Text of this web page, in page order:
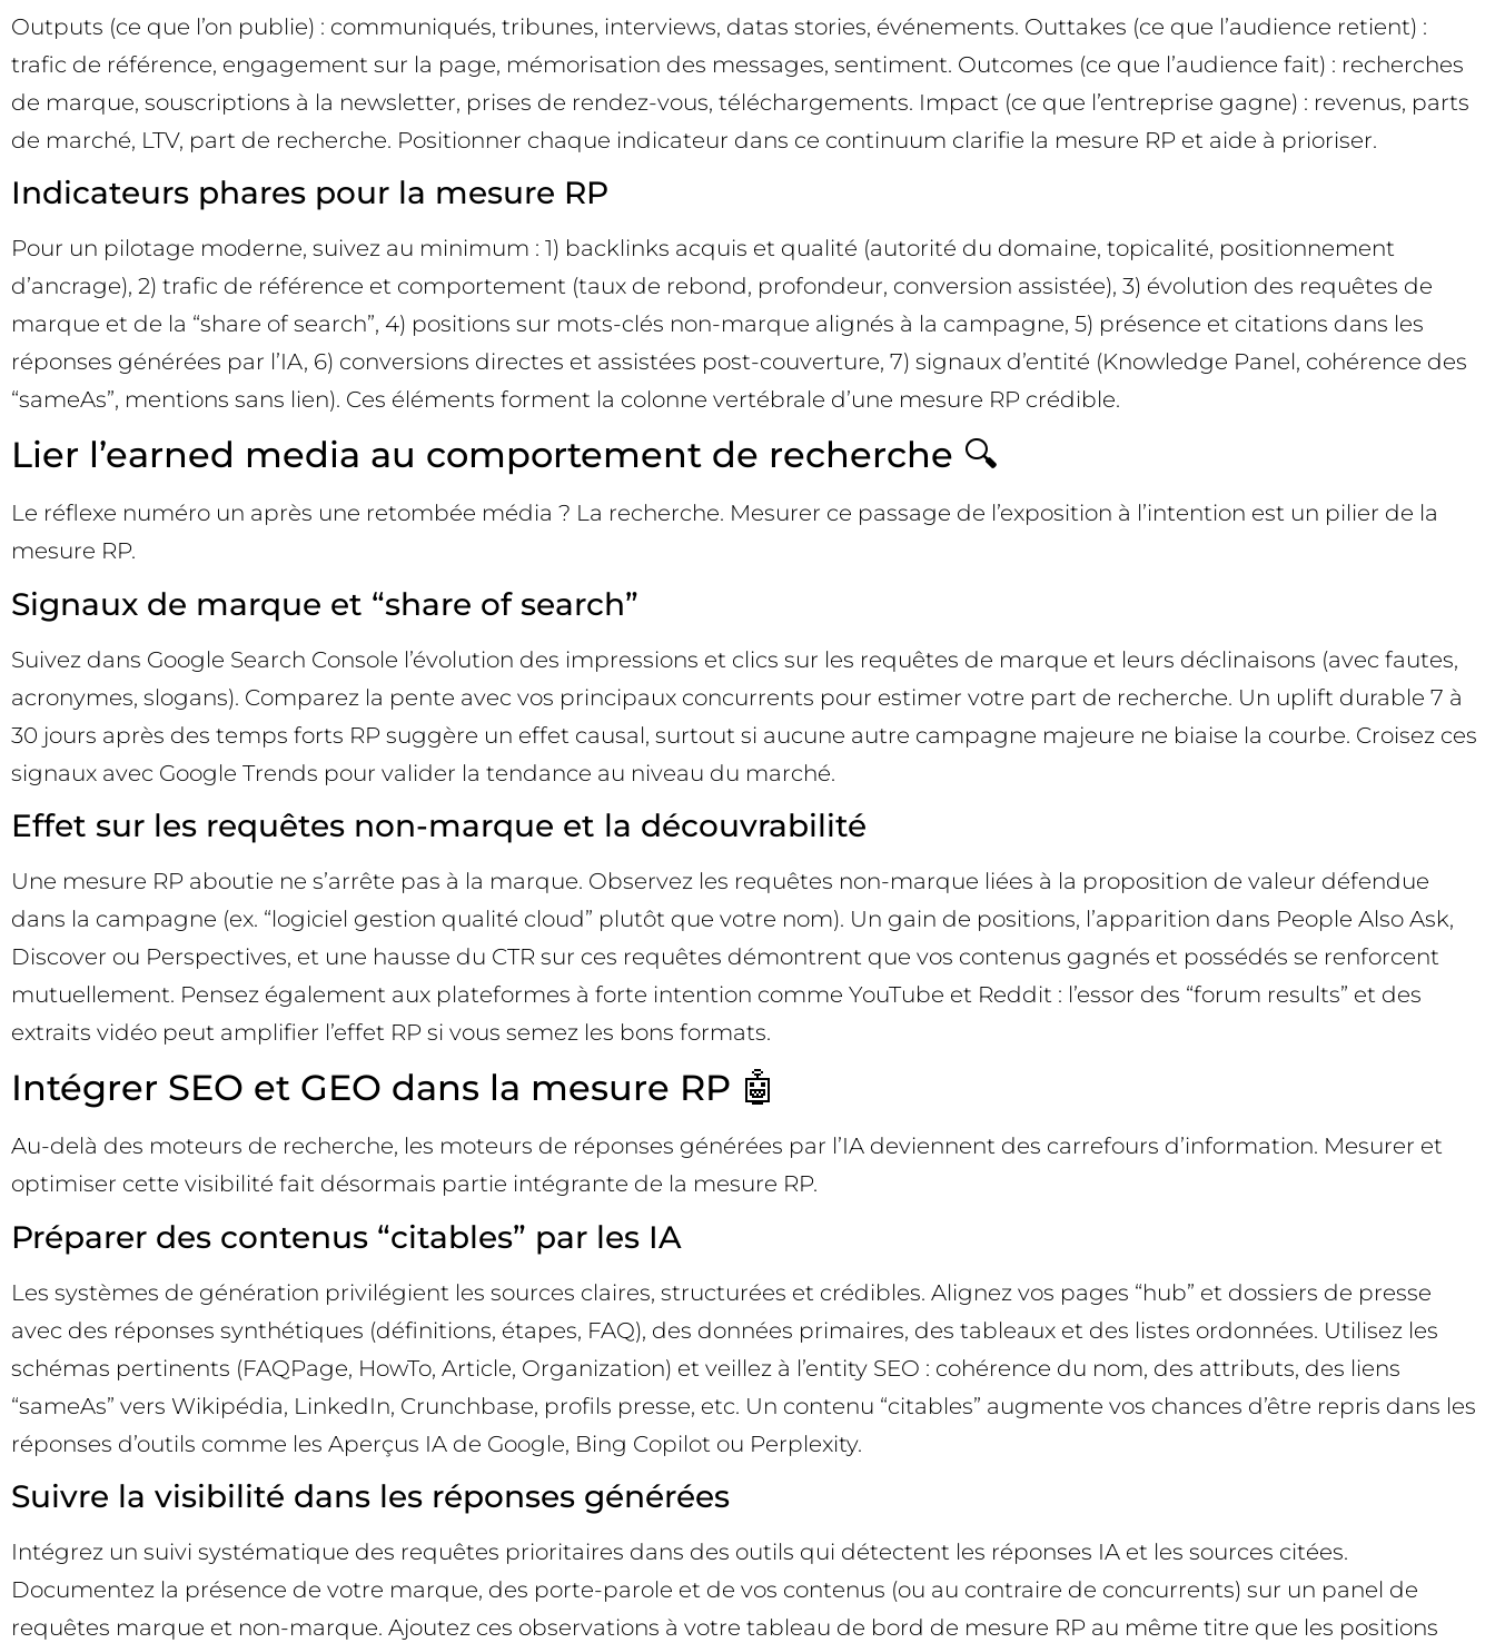
Outputs (ce que l’on publie) : communiqués, tribunes, interviews, datas stories, événements. Outtakes (ce que l’audience retient) :
trafic de référence, engagement sur la page, mémorisation des messages, sentiment. Outcomes (ce que l’audience fait) : recherches
de marque, souscriptions à la newsletter, prises de rendez-vous, téléchargements. Impact (ce que l’entreprise gagne) : revenus, parts
de marché, LTV, part de recherche. Positionner chaque indicateur dans ce continuum clarifie la mesure RP et aide à prioriser.
Indicateurs phares pour la mesure RP
Pour un pilotage moderne, suivez au minimum : 1) backlinks acquis et qualité (autorité du domaine, topicalité, positionnement
d’ancrage), 2) trafic de référence et comportement (taux de rebond, profondeur, conversion assistée), 3) évolution des requêtes de
marque et de la “share of search”, 4) positions sur mots-clés non-marque alignés à la campagne, 5) présence et citations dans les
réponses générées par l’IA, 6) conversions directes et assistées post-couverture, 7) signaux d’entité (Knowledge Panel, cohérence des
“sameAs”, mentions sans lien). Ces éléments forment la colonne vertébrale d’une mesure RP crédible.
Lier l’earned media au comportement de recherche 🔍
Le réflexe numéro un après une retombée média ? La recherche. Mesurer ce passage de l’exposition à l’intention est un pilier de la
mesure RP.
Signaux de marque et “share of search”
Suivez dans Google Search Console l’évolution des impressions et clics sur les requêtes de marque et leurs déclinaisons (avec fautes,
acronymes, slogans). Comparez la pente avec vos principaux concurrents pour estimer votre part de recherche. Un uplift durable 7 à
30 jours après des temps forts RP suggère un effet causal, surtout si aucune autre campagne majeure ne biaise la courbe. Croisez ces
signaux avec Google Trends pour valider la tendance au niveau du marché.
Effet sur les requêtes non-marque et la découvrabilité
Une mesure RP aboutie ne s’arrête pas à la marque. Observez les requêtes non-marque liées à la proposition de valeur défendue
dans la campagne (ex. “logiciel gestion qualité cloud” plutôt que votre nom). Un gain de positions, l’apparition dans People Also Ask,
Discover ou Perspectives, et une hausse du CTR sur ces requêtes démontrent que vos contenus gagnés et possédés se renforcent
mutuellement. Pensez également aux plateformes à forte intention comme YouTube et Reddit : l’essor des “forum results” et des
extraits vidéo peut amplifier l’effet RP si vous semez les bons formats.
Intégrer SEO et GEO dans la mesure RP 🤖
Au-delà des moteurs de recherche, les moteurs de réponses générées par l’IA deviennent des carrefours d’information. Mesurer et
optimiser cette visibilité fait désormais partie intégrante de la mesure RP.
Préparer des contenus “citables” par les IA
Les systèmes de génération privilégient les sources claires, structurées et crédibles. Alignez vos pages “hub” et dossiers de presse
avec des réponses synthétiques (définitions, étapes, FAQ), des données primaires, des tableaux et des listes ordonnées. Utilisez les
schémas pertinents (FAQPage, HowTo, Article, Organization) et veillez à l’entity SEO : cohérence du nom, des attributs, des liens
“sameAs” vers Wikipédia, LinkedIn, Crunchbase, profils presse, etc. Un contenu “citables” augmente vos chances d’être repris dans les
réponses d’outils comme les Aperçus IA de Google, Bing Copilot ou Perplexity.
Suivre la visibilité dans les réponses générées
Intégrez un suivi systématique des requêtes prioritaires dans des outils qui détectent les réponses IA et les sources citées.
Documentez la présence de votre marque, des porte-parole et de vos contenus (ou au contraire de concurrents) sur un panel de
requêtes marque et non-marque. Ajoutez ces observations à votre tableau de bord de mesure RP au même titre que les positions